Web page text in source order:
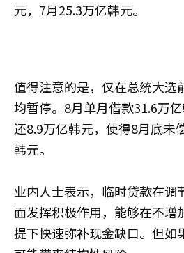
元，7月25.3万亿韩元。
值得注意的是，仅在总统大选
均暂停。8月单月借款31.6万
还8.9万亿韩元，使得8月底未
韩元。
业内人士表示，临时贷款在调
面发挥积极作用，能够在不增
提下快速弥补现金缺口。但如